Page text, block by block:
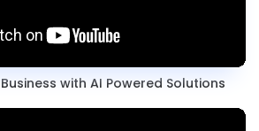
with AI Powered Solutions